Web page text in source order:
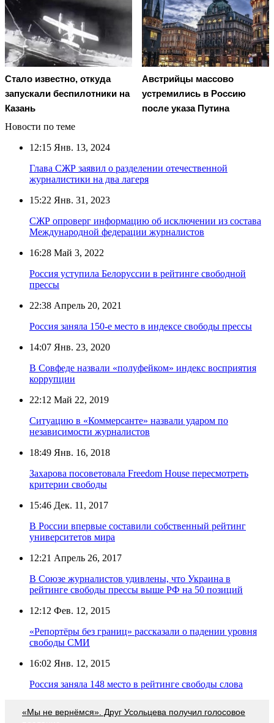
Стало известно, откуда
запускали беспилотники на
Казань
Австрийцы массово
устремились в Россию
после указа Путина
Новости по теме
12:15 Янв. 13, 2024
Глава СЖР заявил о разделении отечественной
журналистики на два лагеря
15:22 Янв. 31, 2023
СЖР опроверг информацию об исключении из состава
Международной федерации журналистов
16:28 Май 3, 2022
Россия уступила Белоруссии в рейтинге свободной
прессы
22:38 Апрель 20, 2021
Россия заняла 150-е место в индексе свободы прессы
14:07 Янв. 23, 2020
В Совфеде назвали «полуфейком» индекс восприятия
коррупции
22:12 Май 22, 2019
Ситуацию в «Коммерсанте» назвали ударом по
независимости журналистов
18:49 Янв. 16, 2018
Захарова посоветовала Freedom House пересмотреть
критерии свободы
15:46 Дек. 11, 2017
В России впервые составили собственный рейтинг
университетов мира
12:21 Апрель 26, 2017
В Союзе журналистов удивлены, что Украина в
рейтинге свободы прессы выше РФ на 50 позиций
12:12 Фев. 12, 2015
«Репортёры без границ» рассказали о падении уровня
свободы СМИ
16:02 Янв. 12, 2015
Россия заняла 148 место в рейтинге свободы слова
«Мы не вернёмся». Друг Усольцева получил голосовое